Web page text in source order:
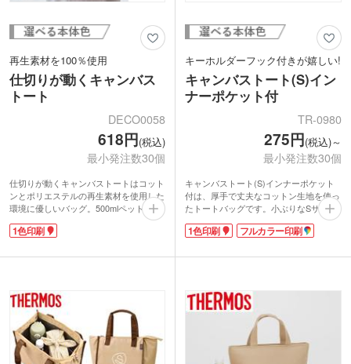
再生素材を100％使用
仕切りが動くキャンバス
トート
DECO0058
618円(税込)
最小発注数30個
仕切りが動くキャンバストートはコット
ンとポリエステルの再生素材を使用した
環境に優しいバッグ。500mlペットボト
ルがすっぽり入るランチバッグとして重
宝するサイズ感。仕切りは底面まで縫い
自由に位置を動かせます。嬉しい内ポケ
ンで幅広い年代にマッチしますよ。1色
印刷で名入れをしてオリジナルのランチ
バッグ作成に。再生素材を使用している
バッグはSDGsを意識した企業やイベン
トの記念品として人気です。
1色印刷
キーホルダーフック付きが嬉しい!
キャンバストート(S)イン
ナーポケット付
TR-0980
275円(税込)～
最小発注数30個
キャンバストート(S)インナーポケット
付は、厚手で丈夫なコットン生地を使っ
たトートバッグです。小ぶりなSサイズ
は、ランチの持ち運びや、ちょっとそこ
までのお出かけに重宝します。
れるのにとっても便利。また、表面に付
いたキーホルダーやパスケースも、細く
作られたフックで楽々取り付けられま
使いやすさを追求したこだわりのトート
バッグで、オリジナルバッグを作ってみ
てはいかがでしょうか。
1色印刷 フルカラー印刷